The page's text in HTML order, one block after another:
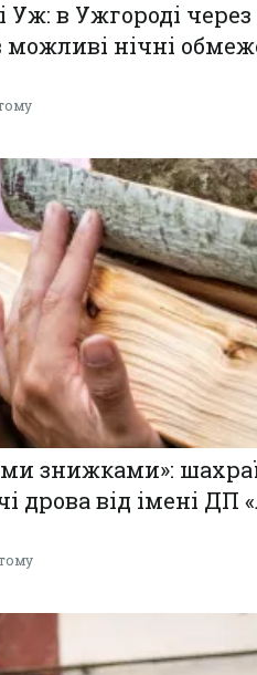
Уж: в Ужгороді через
можливі нічні
знижками»:
дрова від імені ДП